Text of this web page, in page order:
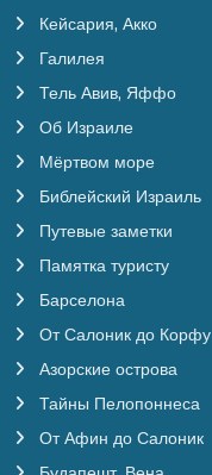
Кейсария, Акко
Галилея
Тель Авив, Яффо
Об Израиле
Мёртвом море
Библейский Израиль
Путевые заметки
Памятка туристу
Барселона
От Салоник до Корфу
Азорские острова
Тайны Пелопоннеса
От Афин до Салоник